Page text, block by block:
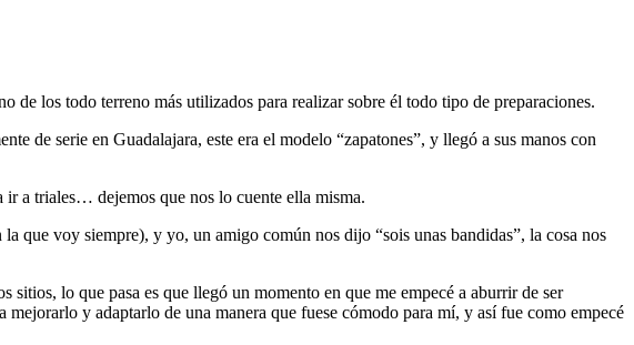
los todo terreno más utilizados para realizar sobre él todo tipo de preparaciones.
de serie en Guadalajara, este era el modelo “zapatones”, y llegó a sus manos con
ir a triales… dejemos que nos lo cuente ella misma.
que voy siempre), y yo, un amigo común nos dijo “sois unas bandidas”, la cosa nos
lo que pasa es que llegó un momento en que me empecé a aburrir de ser
y adaptarlo de una manera que fuese cómodo para mí, y así fue como empecé